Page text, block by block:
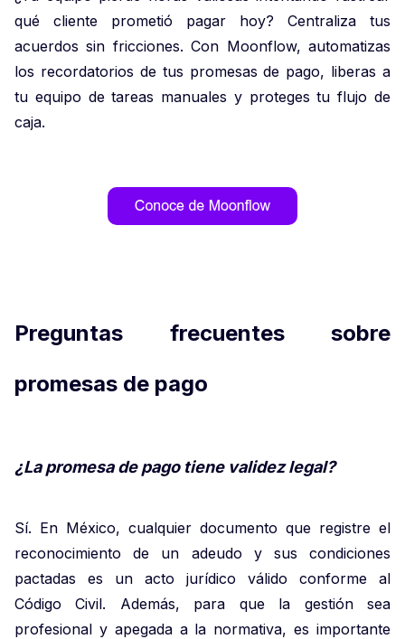
qué cliente prometió pagar hoy? Centraliza tus
acuerdos sin fricciones. Con Moonflow, automatizas
los recordatorios de tus promesas de pago, liberas a
tu equipo de tareas manuales y proteges tu flujo de
caja.
Preguntas frecuentes sobre
promesas de pago
¿La promesa de pago tiene validez legal?
Sí. En México, cualquier documento que registre el
reconocimiento de un adeudo y sus condiciones
pactadas es un acto jurídico válido conforme al
Código Civil. Además, para que la gestión sea
profesional y apegada a la normativa, es importante